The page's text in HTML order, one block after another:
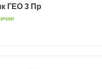
ГЕО 3 Пр